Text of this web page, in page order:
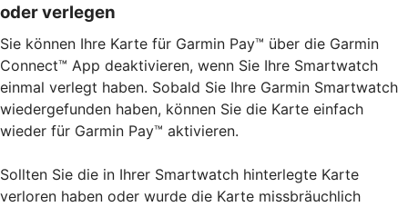
oder verlegen
Sie können Ihre Karte für Garmin Pay™ über die Garmin
Connect™ App deaktivieren, wenn Sie Ihre Smartwatch
einmal verlegt haben. Sobald Sie Ihre Garmin Smartwatch
wiedergefunden haben, können Sie die Karte einfach
wieder für Garmin Pay™ aktivieren.
Sollten Sie die in Ihrer Smartwatch hinterlegte Karte
verloren haben oder wurde die Karte missbräuchlich